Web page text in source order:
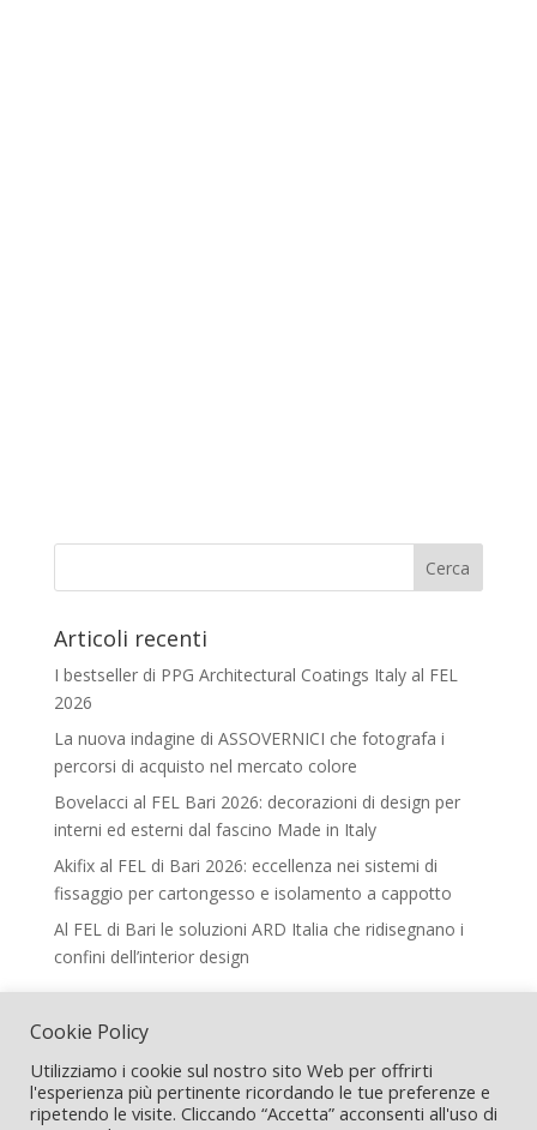
Articoli recenti
I bestseller di PPG Architectural Coatings Italy al FEL
2026
La nuova indagine di ASSOVERNICI che fotografa i
percorsi di acquisto nel mercato colore
Bovelacci al FEL Bari 2026: decorazioni di design per
interni ed esterni dal fascino Made in Italy
Akifix al FEL di Bari 2026: eccellenza nei sistemi di
fissaggio per cartongesso e isolamento a cappotto
Al FEL di Bari le soluzioni ARD Italia che ridisegnano i
confini dell’interior design
Legal
Cookie Policy
Utilizziamo i cookie sul nostro sito Web per offrirti
l'esperienza più pertinente ricordando le tue preferenze e
ripetendo le visite. Cliccando “Accetta” acconsenti all'uso di